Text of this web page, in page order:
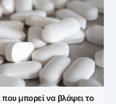
μπορεί να βλάψει το